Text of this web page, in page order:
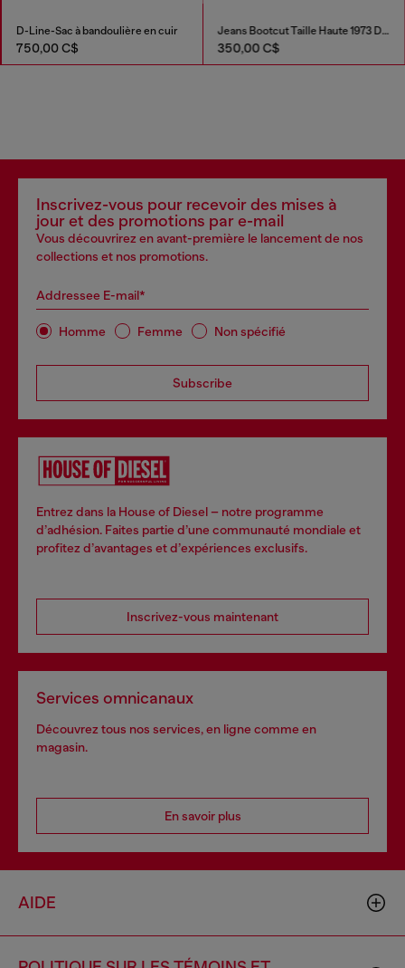
D-Line-Sac à bandoulière en cuir
750,00 C$
Jeans Bootcut Taille Haute 1973 D-Partt
350,00 C$
Inscrivez-vous pour recevoir des mises à
jour et des promotions par e-mail
Vous découvrirez en avant-première le lancement de nos
collections et nos promotions.
Addressee E-mail*
Homme Femme Non spécifié
Subscribe
Entrez dans la House of Diesel – notre programme
d’adhésion. Faites partie d’une communauté mondiale et
profitez d’avantages et d’expériences exclusifs.
Inscrivez-vous maintenant
Services omnicanaux
Découvrez tous nos services, en ligne comme en
magasin.
En savoir plus
AIDE